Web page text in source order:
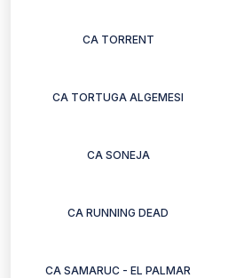
CA TORRENT
CA TORTUGA ALGEMESI
CA SONEJA
CA RUNNING DEAD
CA SAMARUC - EL PALMAR